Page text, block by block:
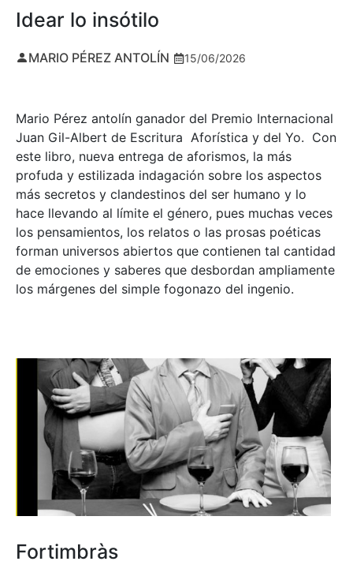
Idear lo insótilo
MARIO PÉREZ ANTOLÍN 15/06/2026
Mario Pérez antolín ganador del Premio Internacional
Juan Gil-Albert de Escritura Aforística y del Yo. Con
este libro, nueva entrega de aforismos, la más
profuda y estilizada indagación sobre los aspectos
más secretos y clandestinos del ser humano y lo
hace llevando al límite el género, pues muchas veces
los pensamientos, los relatos o las prosas poéticas
forman universos abiertos que contienen tal cantidad
de emociones y saberes que desbordan ampliamente
los márgenes del simple fogonazo del ingenio.
Fortimbràs